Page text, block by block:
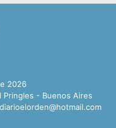
2026
Pringles - Buenos Aires
diarioelorden@hotmail.com